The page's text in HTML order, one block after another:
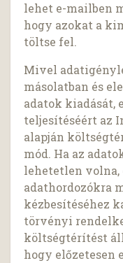
lehet e-mailben
hogy azokat a
töltse fel.
Mivel
másolatban és
adatok kiadását,
teljesítéséért az
alapján
mód. Ha az
lehetetlen volna,
adathordozókra
kézbesítéséhez
törvényi
költségtérítést
hogy előzetesen